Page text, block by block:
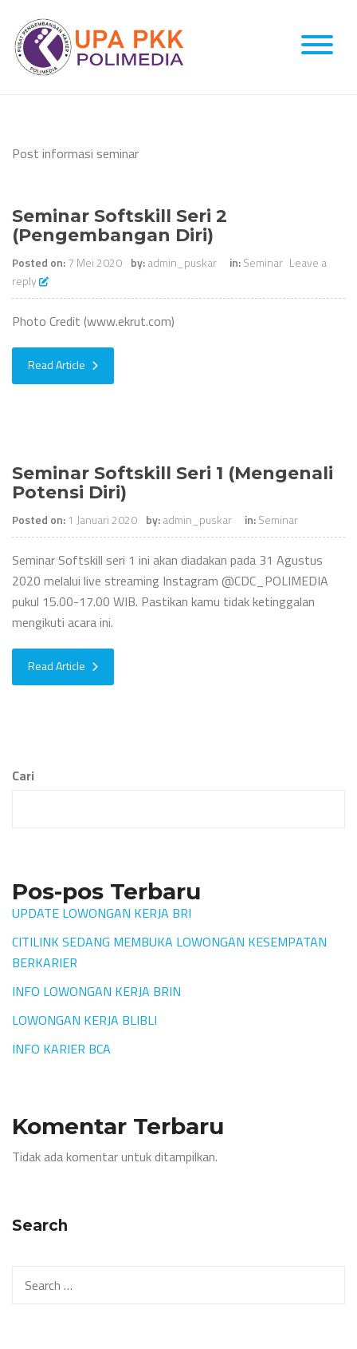
content
Post informasi seminar
Seminar Softskill Seri 2
(Pengembangan Diri)
Posted on:7 Mei 2020 by:admin_puskar in:Seminar Leave a
reply
Photo Credit (www.ekrut.com)
Read Article
Seminar Softskill Seri 1 (Mengenali
Potensi Diri)
Posted on:1 Januari 2020 by:admin_puskar in:Seminar
Seminar Softskill seri 1 ini akan diadakan pada 31 Agustus
2020 melalui live streaming Instagram @CDC_POLIMEDIA
pukul 15.00-17.00 WIB. Pastikan kamu tidak ketinggalan
mengikuti acara ini.
Read Article
Cari
Pos-pos Terbaru
UPDATE LOWONGAN KERJA BRI
CITILINK SEDANG MEMBUKA LOWONGAN KESEMPATAN
BERKARIER
INFO LOWONGAN KERJA BRIN
LOWONGAN KERJA BLIBLI
INFO KARIER BCA
Komentar Terbaru
Tidak ada komentar untuk ditampilkan.
Search
for: